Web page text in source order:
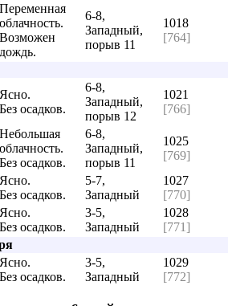
Переменная
облачность.
Возможен
дождь.
6-8,
Западный,
порыв 11
1018
[764]
Ясно.
Без осадков.
6-8,
Западный,
порыв 12
1021
[766]
Небольшая
облачность.
Без осадков.
6-8,
Западный,
порыв 11
1025
[769]
Ясно.
Без осадков.
5-7,
Западный
1027
[770]
Ясно.
Без осадков.
3-5,
Западный
1028
[771]
Ясно.
Без осадков.
3-5,
Западный
1029
[772]